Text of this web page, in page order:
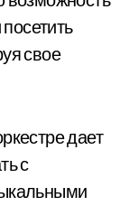
свое
дает
с